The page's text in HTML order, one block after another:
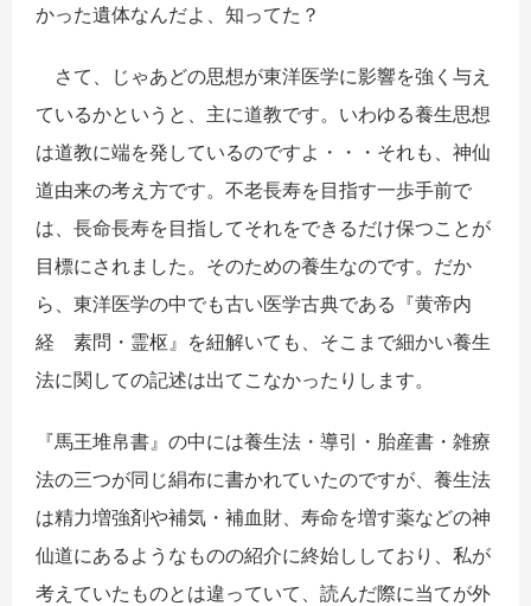
かった遺体なんだよ、知ってた？
さて、じゃあどの思想が東洋医学に影響を強く与え
ているかというと、主に道教です。いわゆる養生思想
は道教に端を発しているのですよ・・・それも、神仙
道由来の考え方です。不老長寿を目指す一歩手前で
は、長命長寿を目指してそれをできるだけ保つことが
目標にされました。そのための養生なのです。だか
ら、東洋医学の中でも古い医学古典である『黄帝内
経 素問・霊枢』を紐解いても、そこまで細かい養生
法に関しての記述は出てこなかったりします。
『馬王堆帛書』の中には養生法・導引・胎産書・雑療
法の三つが同じ絹布に書かれていたのですが、養生法
は精力増強剤や補気・補血財、寿命を増す薬などの神
仙道にあるようなものの紹介に終始ししており、私が
考えていたものとは違っていて、読んだ際に当てが外